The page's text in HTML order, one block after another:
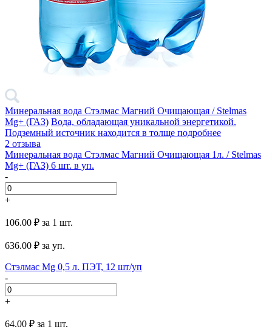
Минеральная вода Стэлмас Магний Очищающая / Stelmas
Mg+ (ГАЗ) Вода, обладающая уникальной энергетикой.
Подземный источник находится в толще подробнее
2 отзыва
Минеральная вода Стэлмас Магний Очищающая 1л. / Stelmas
Mg+ (ГАЗ) 6 шт. в уп.
-
+
106.00 ₽ за 1 шт.
636.00 ₽ за уп.
Стэлмас Mg 0,5 л. ПЭТ, 12 шт/уп
-
+
64.00 ₽ за 1 шт.